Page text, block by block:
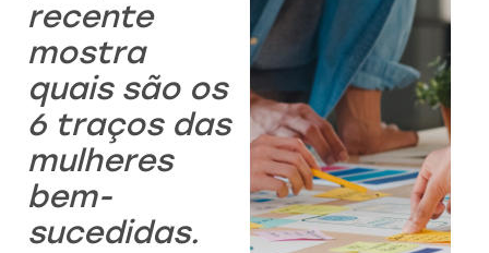
recente
mostra
quais são os
6 traços das
mulheres
bem-
sucedidas.